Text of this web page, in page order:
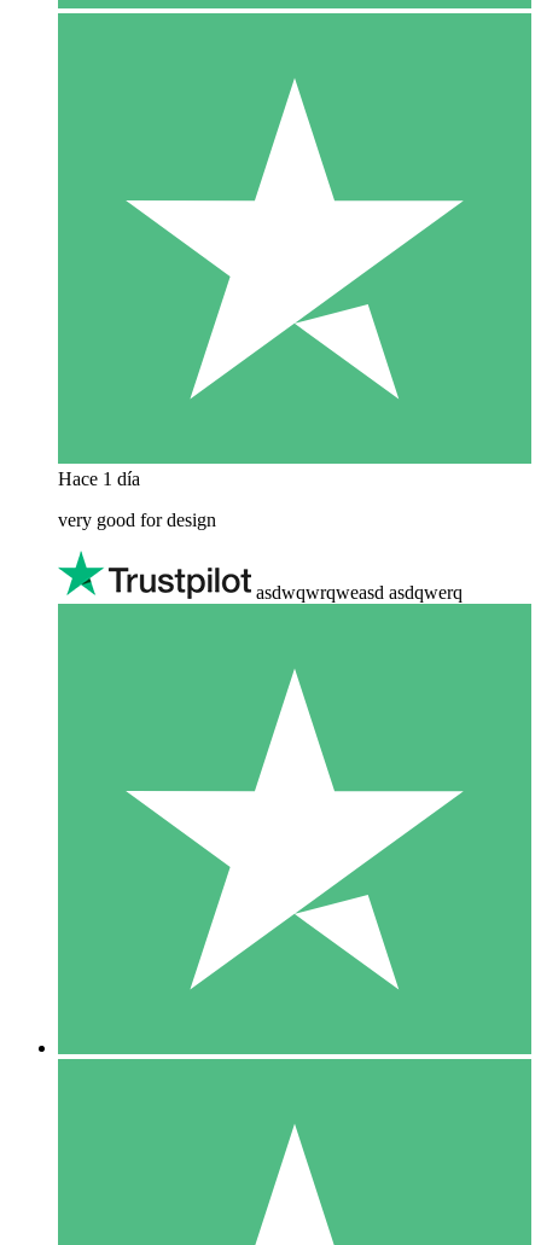
Hace 1 día
very good for design
asdwqwrqweasd asdqwerq